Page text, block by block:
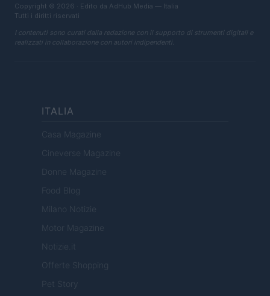
Copyright © 2026 · Edito da AdHub Media — Italia
Tutti i diritti riservati
I contenuti sono curati dalla redazione con il supporto di strumenti digitali e
realizzati in collaborazione con autori indipendenti.
ITALIA
Casa Magazine
Cineverse Magazine
Donne Magazine
Food Blog
Milano Notizie
Motor Magazine
Notizie.it
Offerte Shopping
Pet Story